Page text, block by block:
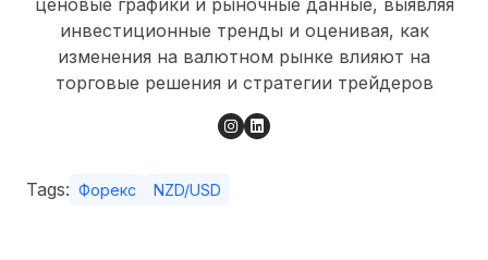
инвестиционные тренды и оценивая, как
изменения на валютном рынке влияют на
торговые решения и стратегии трейдеров
Tags: Форекс NZD/USD